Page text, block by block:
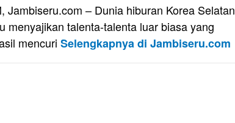
Jambiseru.com – Dunia hiburan Korea Selatan
menyajikan talenta-talenta luar biasa yang
mencuri Selengkapnya di Jambiseru.com